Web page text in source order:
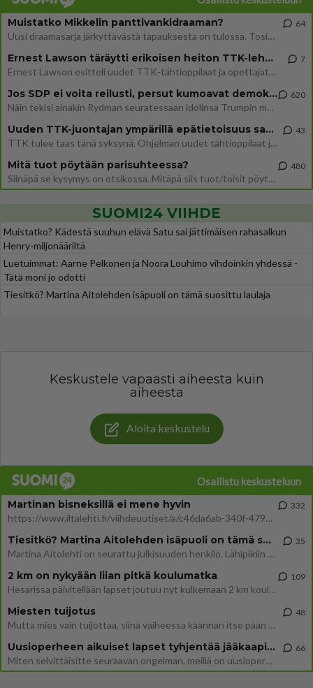
Muistatko Mikkelin panttivankidraaman?
Uusi draamasarja järkyttävästä tapauksesta on tulossa. Tositapahtumiin perustuva sarja ammentaa vuoden 1986 Mikkelin pan
64
Ernest Lawson täräytti erikoisen heiton TTK-lehdistötilaisuudessa: " Onko tässä tarkoituksena...?"
Ernest Lawson esitteli uudet TTK-tähtioppilaat ja opettajat torstaina 6.8. lehdistölle. Tulevalla kaudella on yksi hausk
7
Jos SDP ei voita reilusti, persut kumoavat demokratian Suomesta
Näin tekisi ainakin Rydman seuratessaan idolinsa Trumpin mallia https://www.is.fi/politiikka/art-2000012187244.html
620
Uuden TTK-juontajan ympärillä epätietoisuus sakenee - Nyt MTV hämmentää soppaa
TTK tulee taas tänä syksynä. Ohjelman uudet tähtioppilaat julkistetaan torstaina 6. elokuuta klo 14 alkavassa lehdistö
43
Mitä tuot pöytään parisuhteessa?
Siinäpä se kysymys on otsikossa. Mitäpä siis tuot/toisit pöytään parisuhteessa? Oletko mies vai nainen? Koetko sen mitä
480
SUOMI24 VIIHDE
Muistatko? Kädestä suuhun elävä Satu sai jättimäisen rahasalkun
Henry-miljonääriltä
Luetuimmat: Aarne Pelkonen ja Noora Louhimo vihdoinkin yhdessä -
Tätä moni jo odotti
Tiesitkö? Martina Aitolehden isäpuoli on tämä suosittu laulaja
Keskustele vapaasti aiheesta kuin
aiheesta
Aloita keskustelu
Osallistu keskusteluun
Martinan bisneksillä ei mene hyvin
https://www.iltalehti.fi/viihdeuutiset/a/c46da6ab-340f-4790-aaa7-0865eed2336 Yrityksen konkurssihakemus on tullut kärä
332
Tiesitkö? Martina Aitolehden isäpuoli on tämä suosittu laulaja
Martina Aitolehti on seurattu julkisuuden henkilö. Lähipiiriin mahtuu muitakin tunnettuja henkilöitä. Tiesitkö, että Ma
35
2 km on nykyään liian pitkä koulumatka
Hesarissa päivitellään lapset joutuu nyt kulkemaan 2 km kouluun jösses. Ruostefillarilla tuo matka menee vaikka miten äk
109
Miesten tuijotus
Mutta mies vain tuijottaa, siinä vaiheessa käännän itse pään pois. Mikä juttu? Yleensä jos joku tuijottaa tai katsoo, hä
48
Uusioperheen aikuiset lapset tyhjentää jääkaapin käydessään
Miten selvittäisitte seuraavan ongelman, meillä on uusioperhe, minulla teini-ikäiset lapset ja puolisolla aikuiset, jotk
66